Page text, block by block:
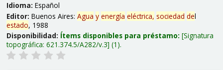
Idioma: Español
Editor: Buenos Aires: Agua y energía eléctrica, sociedad del
estado, 1988
Disponibilidad: Ítems disponibles para préstamo: Signatura
topográfica: 621.374.5/A282/v.3 (1).